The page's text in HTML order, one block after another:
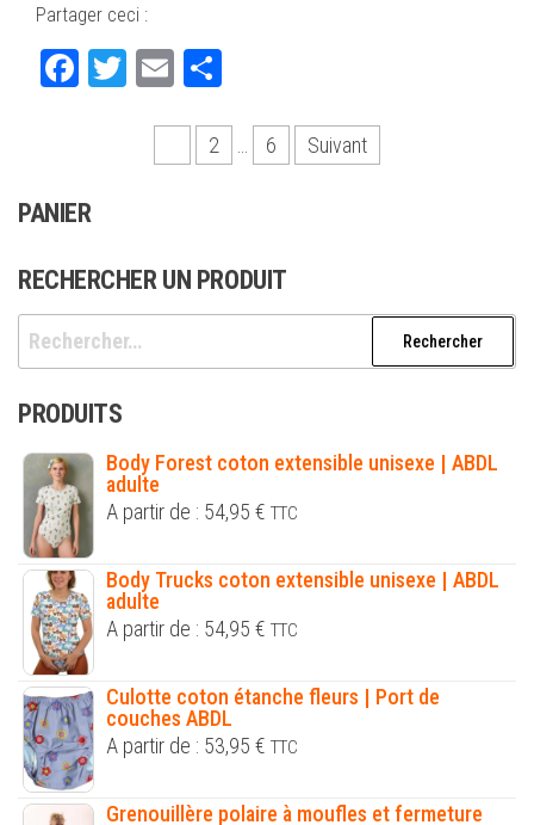
Partager ceci :
Fa T
E
ag
publications
2 6 Suivant
PANIER
RECHERCHER UN PRODUIT
Rechercher :
PRODUITS
Body Forest coton extensible unisexe | ABDL
adulte
A partir de : 54,95 € TTC
Body Trucks coton extensible unisexe | ABDL
adulte
A partir de : 54,95 € TTC
Culotte coton étanche fleurs | Port de
couches ABDL
A partir de : 53,95 € TTC
Grenouillère polaire à moufles et fermeture